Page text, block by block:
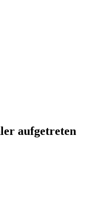
aufgetreten